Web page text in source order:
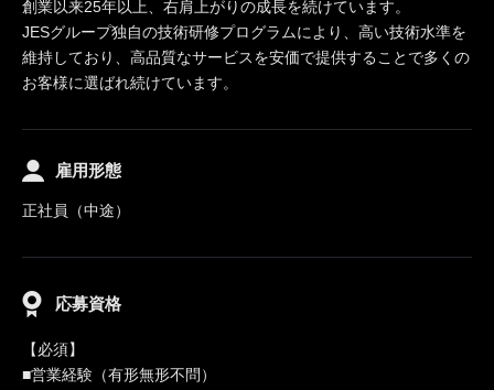
創業以来25年以上、右肩上がりの成長を続けています。
JESグループ独自の技術研修プログラムにより、高い技術水準を
維持しており、高品質なサービスを安価で提供することで多くの
お客様に選ばれ続けています。
雇用形態
正社員（中途）
応募資格
【必須】
■営業経験（有形無形不問）